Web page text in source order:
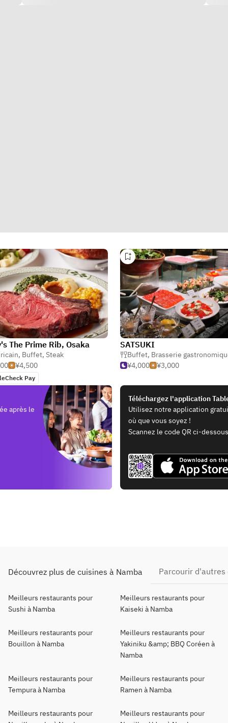
The Prime Rib, Osaka
, Buffet, Steak
¥4,500
Pay
SATSUKI
Buffet, Brasserie
¥4,000
¥3,000
après le
Téléchargez l'application
Utilisez notre application
où que vous soyez !
Scannez le code QR ci-
Découvrez plus de cuisines à Namba Parcourir
Meilleurs restaurants pour
Sushi à Namba
Meilleurs restaurants pour
Kaiseki à Namba
Meilleurs restaurants pour
Bouillon à Namba
Meilleurs restaurants pour
Yakiniku &amp; BBQ Coréen à
Namba
Meilleurs restaurants pour
Tempura à Namba
Meilleurs restaurants pour
Ramen à Namba
Meilleurs restaurants pour
Meilleurs restaurants pour